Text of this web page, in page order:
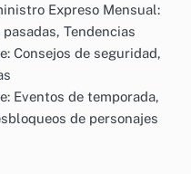
Expreso Mensual:
Tendencias
Consejos de seguridad,
Eventos de temporada,
de personajes